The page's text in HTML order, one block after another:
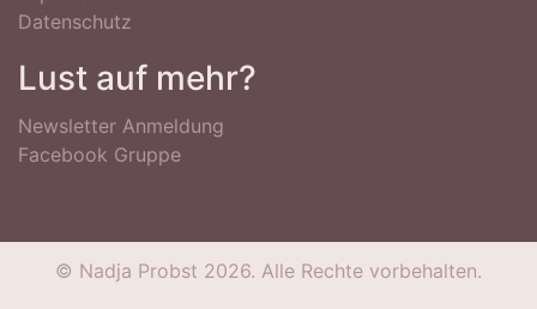
Datenschutz
Lust auf mehr?
Newsletter Anmeldung
Facebook Gruppe
© Nadja Probst 2026. Alle Rechte vorbehalten.